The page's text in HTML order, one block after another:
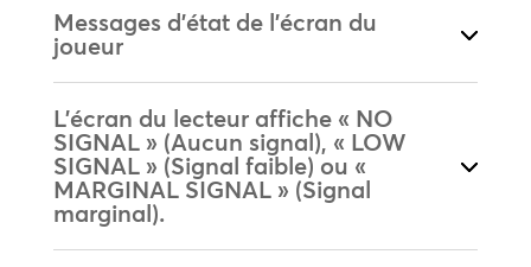
Messages d'état de l'écran du
joueur
L'écran du lecteur affiche « NO
SIGNAL » (Aucun signal), « LOW
SIGNAL » (Signal faible) ou «
MARGINAL SIGNAL » (Signal
marginal).